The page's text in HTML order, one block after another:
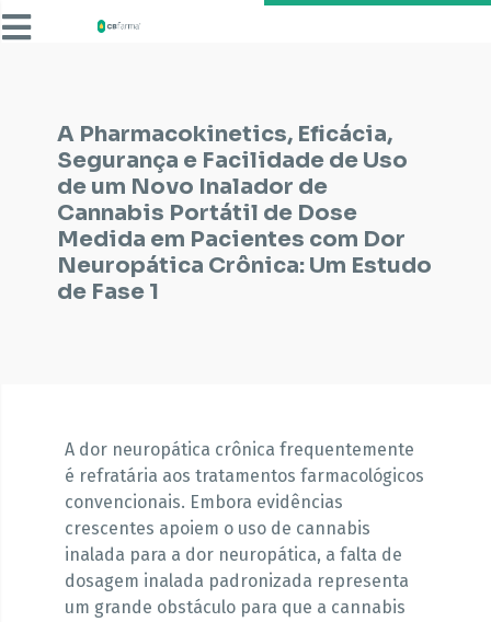
A Pharmacokinetics, Eficácia,
Segurança e Facilidade de Uso
de um Novo Inalador de
Cannabis Portátil de Dose
Medida em Pacientes com Dor
Neuropática Crônica: Um Estudo
de Fase 1
A dor neuropática crônica frequentemente
é refratária aos tratamentos farmacológicos
convencionais. Embora evidências
crescentes apoiem o uso de cannabis
inalada para a dor neuropática, a falta de
dosagem inalada padronizada representa
um grande obstáculo para que a cannabis